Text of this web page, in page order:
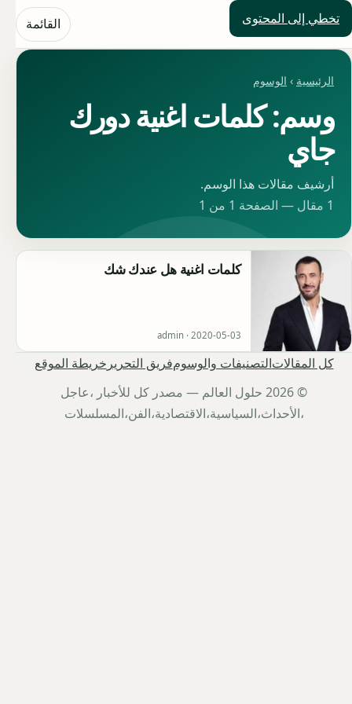
تخطي إلى المحتوى
حلول العالم القائمة
الرئيسية › الوسوم
وسم: كلمات اغنية دورك
جاي
أرشيف مقالات هذا الوسم.
1 مقال — الصفحة 1 من 1
كلمات اغنية هل عندك شك
admin · 2020-05-03
كل المقالاتالتصنيفات والوسومفريق التحرير خريطة الموقع
© 2026 حلول العالم — مصدر كل للأخبار ،عاجل
،الأحداث،السياسية،الاقتصادية،الفن،المسلسلات